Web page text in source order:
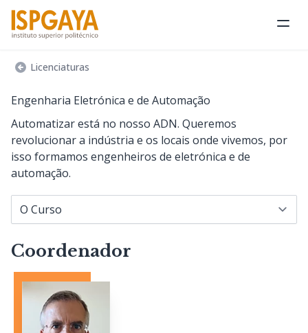
Licenciaturas
Engenharia Eletrónica e de Automação
Automatizar está no nosso ADN. Queremos
revolucionar a indústria e os locais onde vivemos, por
isso formamos engenheiros de eletrónica e de
automação.
Navegar para...
Coordenador